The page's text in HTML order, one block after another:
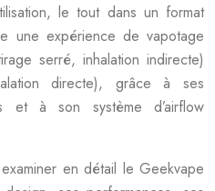
le tout dans un format
une expérience de vapotage
serré, inhalation indirecte)
directe), grâce à ses
et à son système d’airflow
en détail le Geekvape